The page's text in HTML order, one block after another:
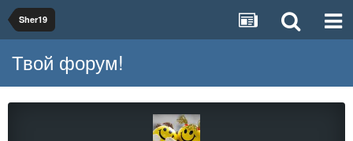
Sher19
Твой форум!